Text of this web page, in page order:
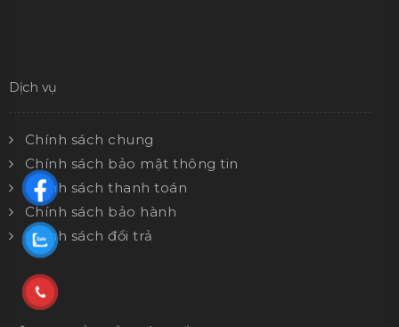
Dịch vụ
Chính sách chung
Chính sách bảo mật thông tin
Chính sách thanh toán
Chính sách bảo hành
Chính sách đổi trả